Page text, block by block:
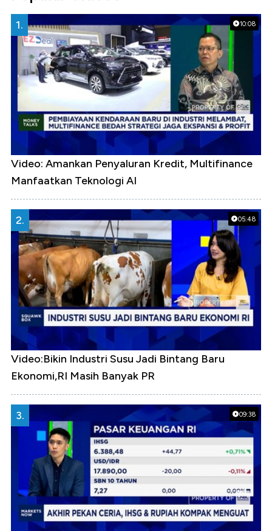
10:08
1.
Video: Amankan Penyaluran Kredit, Multifinance
Manfaatkan Teknologi AI
05:48
2.
Video:Bikin Industri Susu Jadi Bintang Baru
Ekonomi,RI Masih Banyak PR
09:38
3.